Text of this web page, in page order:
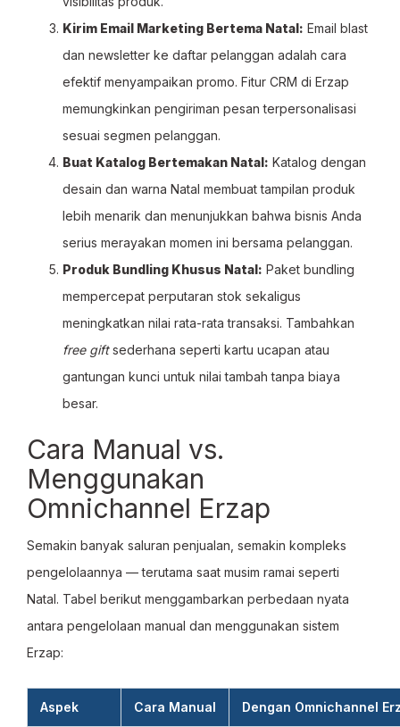
Kirim Email Marketing Bertema Natal: Email blast
dan newsletter ke daftar pelanggan adalah cara
efektif menyampaikan promo. Fitur CRM di Erzap
memungkinkan pengiriman pesan terpersonalisasi
sesuai segmen pelanggan.
Buat Katalog Bertemakan Natal: Katalog dengan
desain dan warna Natal membuat tampilan produk
lebih menarik dan menunjukkan bahwa bisnis Anda
serius merayakan momen ini bersama pelanggan.
Produk Bundling Khusus Natal: Paket bundling
mempercepat perputaran stok sekaligus
meningkatkan nilai rata-rata transaksi. Tambahkan
free giftsederhana seperti kartu ucapan atau
gantungan kunci untuk nilai tambah tanpa biaya
besar.
Cara Manual vs.
Menggunakan
Omnichannel Erzap
Semakin banyak saluran penjualan, semakin kompleks
pengelolaannya — terutama saat musim ramai seperti
Natal. Tabel berikut menggambarkan perbedaan nyata
antara pengelolaan manual dan menggunakan sistem
Erzap:
Aspek Cara Manual Dengan Omnichannel